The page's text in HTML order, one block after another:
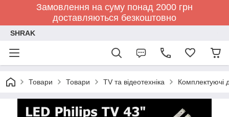
Замовлення на суму понад 2000 грн
доставляються безкоштовно
SHRAK
Товари Товари TV та відеотехніка Комплектуючі